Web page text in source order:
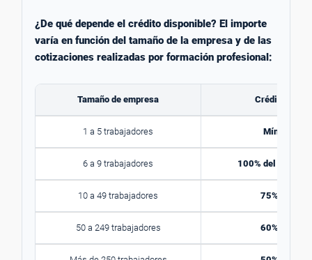
¿De qué depende el crédito disponible? El importe
varía en función del tamaño de la empresa y de las
cotizaciones realizadas por formación profesional:
Tamaño de empresa Crédito
1 a 5 trabajadores Mínimo
6 a 9 trabajadores 100% del crédito
10 a 49 trabajadores 75% del
50 a 249 trabajadores 60% del